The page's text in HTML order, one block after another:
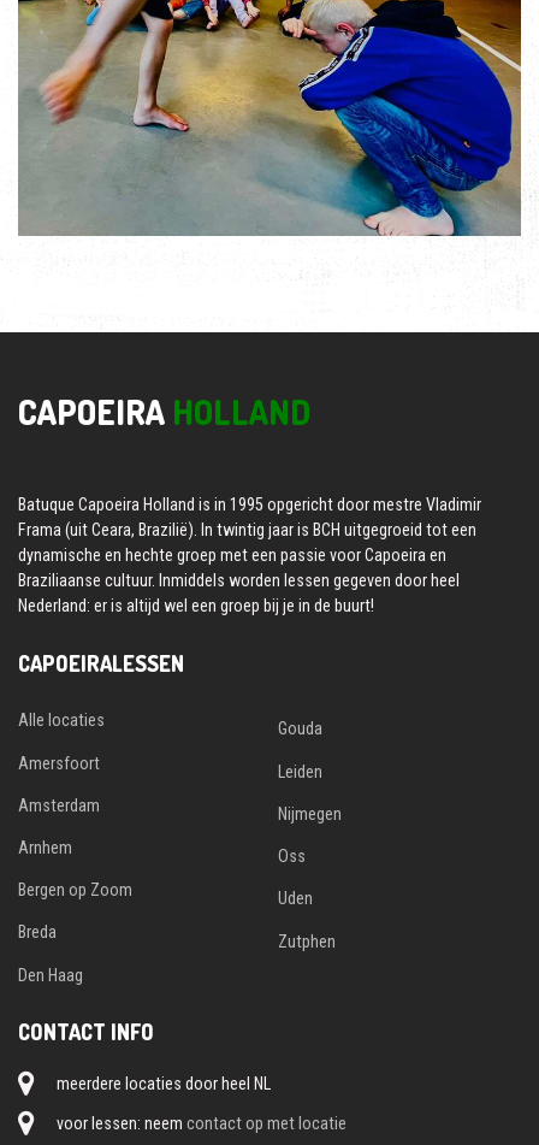
CAPOEIRA HOLLAND
Batuque Capoeira Holland is in 1995 opgericht door mestre Vladimir
Frama (uit Ceara, Brazilië). In twintig jaar is BCH uitgegroeid tot een
dynamische en hechte groep met een passie voor Capoeira en
Braziliaanse cultuur. Inmiddels worden lessen gegeven door heel
Nederland: er is altijd wel een groep bij je in de buurt!
CAPOEIRALESSEN
Alle locaties
Amersfoort
Amsterdam
Arnhem
Bergen op Zoom
Breda
Den Haag
Gouda
Leiden
Nijmegen
Oss
Uden
Zutphen
CONTACT INFO
meerdere locaties door heel NL
voor lessen: neemcontact op met locatie